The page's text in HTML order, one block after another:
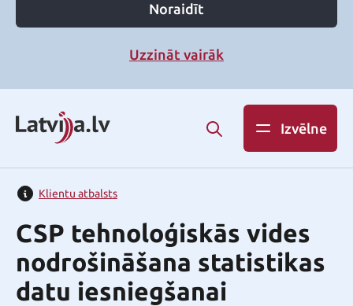
Noraidīt
Uzzināt vairāk
Izvēlne
Klientu atbalsts
CSP tehnoloģiskās vides
nodrošināšana statistikas
datu iesniegšanai